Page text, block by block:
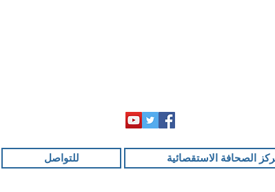
الصحافة الاستقصائية للتواصل